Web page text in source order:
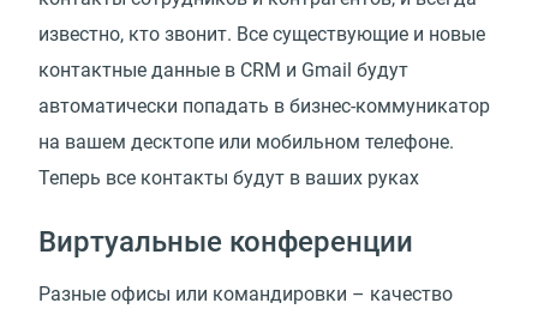
известно, кто звонит. Все существующие и новые
контактные данные в CRM и Gmail будут
автоматически попадать в бизнес-коммуникатор
на вашем десктопе или мобильном телефоне.
Теперь все контакты будут в ваших руках
Виртуальные конференции
Разные офисы или командировки – качество